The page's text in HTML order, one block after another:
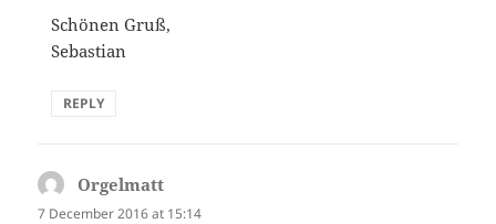
Schönen Gruß,
Sebastian
REPLY
Orgelmatt
7 December 2016 at 15:14